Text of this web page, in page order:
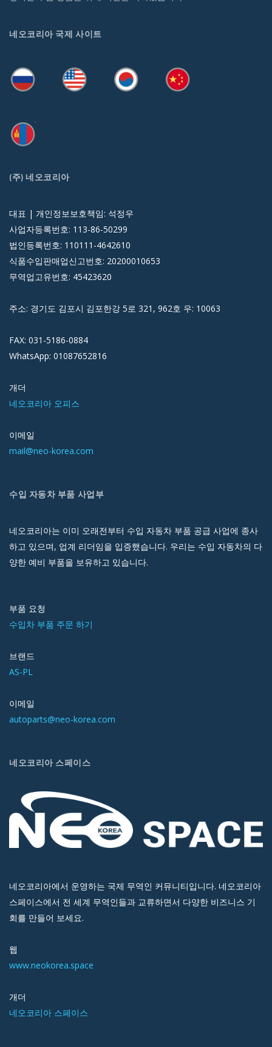
네오코리아 국제 사이트
(주) 네오코리아
대표 | 개인정보보호책임: 석정우
사업자등록번호: 113-86-50299
법인등록번호: 110111-4642610
식품수입판매업신고번호: 20200010653
무역업고유번호: 45423620
주소: 경기도 김포시 김포한강 5로 321, 962호 우: 10063
FAX: 031-5186-0884
WhatsApp: 01087652816
개더
네오코리아 오피스
이메일
mail@neo-korea.com
수입 자동차 부품 사업부
네오코리아는 이미 오래전부터 수입 자동차 부품 공급 사업에 종사
하고 있으며, 업계 리더임을 입증했습니다. 우리는 수입 자동차의 다
양한 예비 부품을 보유하고 있습니다.
부품 요청
수입차 부품 주문 하기
브랜드
AS-PL
이메일
autoparts@neo-korea.com
네오코리아 스페이스
네오코리아에서 운영하는 국제 무역인 커뮤니티입니다. 네오코리아
스페이스에서 전 세계 무역인들과 교류하면서 다양한 비즈니스 기
회를 만들어 보세요.
웹
www.neokorea.space
개더
네오코리아 스페이스